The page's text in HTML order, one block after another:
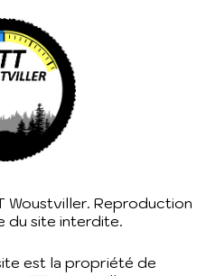
Reproduction
du site interdite.
est la propriété de